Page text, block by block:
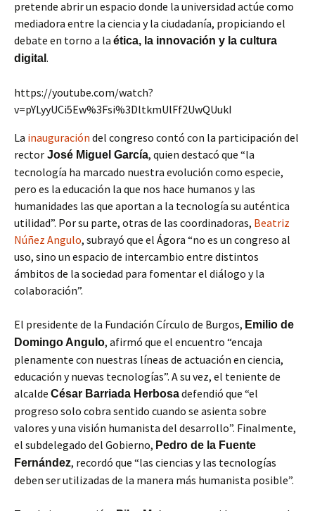
pretende abrir un espacio donde la universidad actúe como
mediadora entre la ciencia y la ciudadanía, propiciando el
debate en torno a la ética, la innovación y la cultura
digital .
https://youtube.com/watch?
v=pYLyyUCi5Ew%3Fsi%3DltkmUlFf2UwQUukI
La inauguración del congreso contó con la participación del
rector José Miguel García, quien destacó que “la
tecnología ha marcado nuestra evolución como especie,
pero es la educación la que nos hace humanos y las
humanidades las que aportan a la tecnología su auténtica
utilidad”. Por su parte, otras de las coordinadoras, Beatriz
Núñez Angulo, subrayó que el Ágora “no es un congreso al
uso, sino un espacio de intercambio entre distintos
ámbitos de la sociedad para fomentar el diálogo y la
colaboración”.
El presidente de la Fundación Círculo de Burgos, Emilio de
Domingo Angulo, afirmó que el encuentro “encaja
plenamente con nuestras líneas de actuación en ciencia,
educación y nuevas tecnologías”. A su vez, el teniente de
alcalde César Barriada Herbosadefendió que “el
progreso solo cobra sentido cuando se asienta sobre
valores y una visión humanista del desarrollo”. Finalmente,
el subdelegado del Gobierno, Pedro de la Fuente
Fernández, recordó que “las ciencias y las tecnologías
deben ser utilizadas de la manera más humanista posible”.